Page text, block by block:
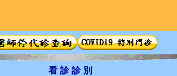
看 診 診 別